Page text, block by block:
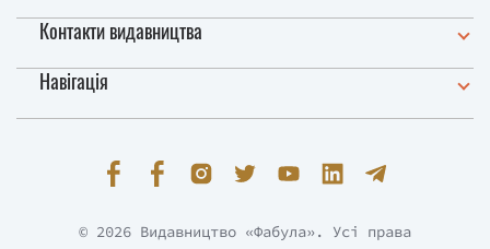
Контакти видавництва
Навігація
© 2026 Видавництво «Фабула». Усі права